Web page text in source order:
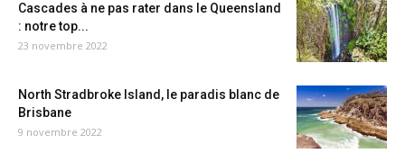
Cascades à ne pas rater dans le Queensland
: notre top...
23 novembre 2022
North Stradbroke Island, le paradis blanc de
Brisbane
9 novembre 2022